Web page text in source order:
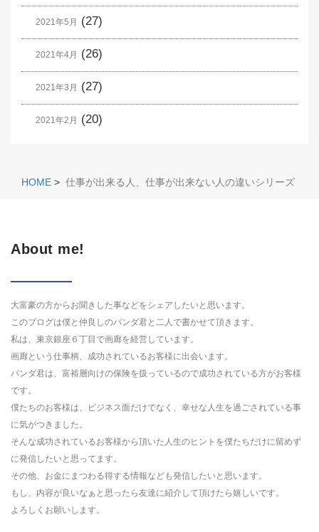
2021年5月 (27)
2021年4月 (26)
2021年3月 (27)
2021年2月 (20)
HOME > 仕事が出来る人、仕事が出来ない人の違いシリーズ
About me!
大富豪の方からお聞きした事などをシェアしたいと思います。
このブログは僕と仲良しのパンダ君と二人で書かせて頂きます。
私は、東京銀座６丁目で画廊を経営しています。
画廊という仕事柄、成功されているお客様に出会います。
パンダ君は、富裕層向けの保険を扱っているので成功されている方がお客様
です。
僕たちのお客様は、ビジネス面だけでなく、幸せな人生を過ごされている事
に気がつきました。
そんな成功されているお客様から頂いた人生のヒントを僕たちだけに留めず
に発信したいと思ってます。
その他、お金にまつわる得する情報なども発信したいと思います。
もし、内容が良いなぁと思ったら友達に紹介して頂けたら嬉しいです。
よろしくお願いします。